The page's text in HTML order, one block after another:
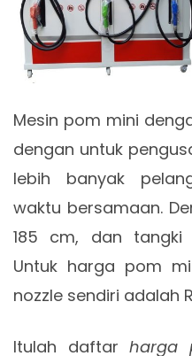
Mesin pom mini
dengan untuk
lebih banyak
waktu bersamaan.
185 cm, dan tangki
Untuk harga pom
nozzle sendiri adalah
Itulah daftarharga